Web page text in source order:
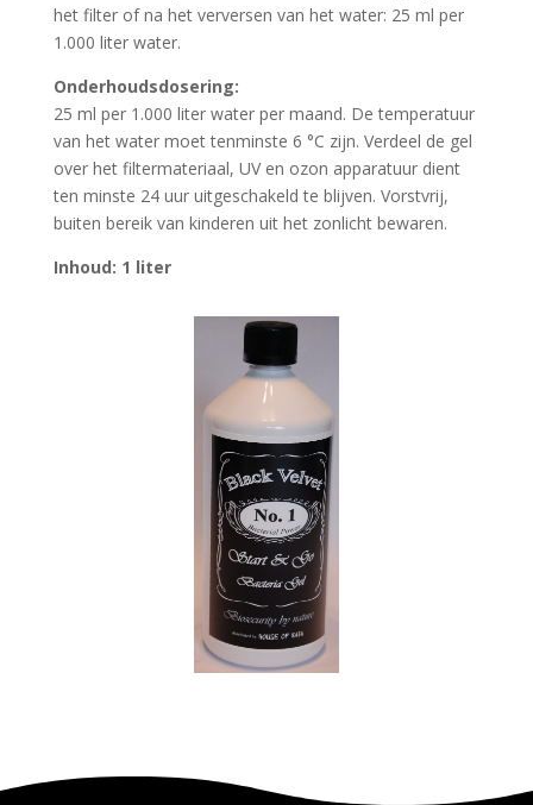
het filter of na het verversen van het water: 25 ml per
1.000 liter water.
Onderhoudsdosering:
25 ml per 1.000 liter water per maand. De temperatuur
van het water moet tenminste 6 °C zijn. Verdeel de gel
over het filtermateriaal, UV en ozon apparatuur dient
ten minste 24 uur uitgeschakeld te blijven. Vorstvrij,
buiten bereik van kinderen uit het zonlicht bewaren.
Inhoud: 1 liter